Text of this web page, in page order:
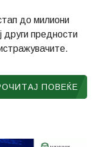
до милиони
други предности
ПОВЕЌЕ